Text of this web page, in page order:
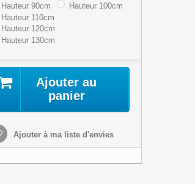
Hauteur 90cm
Hauteur 100cm
Hauteur 110cm
Hauteur 120cm
Hauteur 130cm
Ajouter au
panier
Ajouter à ma liste d'envies